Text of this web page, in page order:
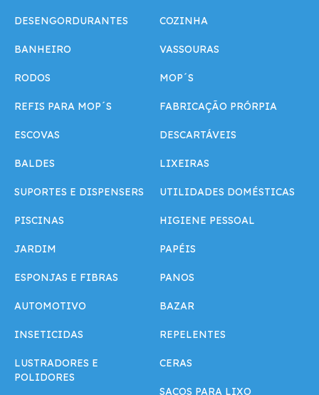
DESENGORDURANTES COZINHA
BANHEIRO VASSOURAS
RODOS MOP´S
REFIS PARA MOP´S FABRICAÇÃO PRÓRPIA
ESCOVAS DESCARTÁVEIS
BALDES LIXEIRAS
SUPORTES E DISPENSERS UTILIDADES DOMÉSTICAS
PISCINAS HIGIENE PESSOAL
JARDIM PAPÉIS
ESPONJAS E FIBRAS PANOS
AUTOMOTIVO BAZAR
INSETICIDAS REPELENTES
LUSTRADORES E
POLIDORES
CERAS
SACOS PARA LIXO